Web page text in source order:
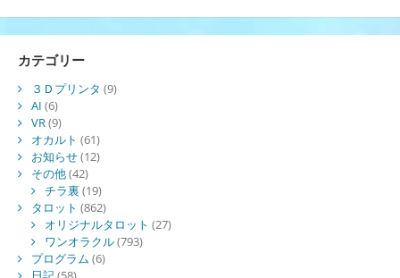
カテゴリー
３Ｄプリンタ (9)
AI (6)
VR(9)
オカルト (61)
お知らせ(12)
その他(42)
チラ裏 (19)
タロット (862)
オリジナルタロット (27)
ワンオラクル(793)
プログラム (6)